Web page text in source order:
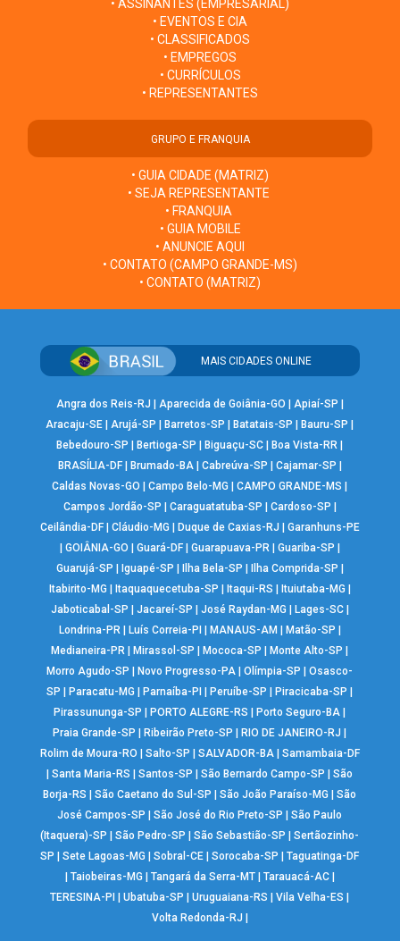
• ASSINANTES (EMPRESARIAL)
• EVENTOS E CIA
• CLASSIFICADOS
• EMPREGOS
• CURRÍCULOS
• REPRESENTANTES
GRUPO E FRANQUIA
• GUIA CIDADE (MATRIZ)
• SEJA REPRESENTANTE
• FRANQUIA
• GUIA MOBILE
• ANUNCIE AQUI
• CONTATO (CAMPO GRANDE-MS)
• CONTATO (MATRIZ)
MAIS CIDADES ONLINE
Angra dos Reis-RJ Aparecida de Goiânia-GO Apiaí-SP
Aracaju-SE |Arujá-SP Barretos-SP Batatais-SP Bauru-SP
Bebedouro-SP
Bertioga-SP Biguaçu-SC Boa Vista-RR
BRASÍLIA-DF| Brumado-BA| Cabreúva-SP Cajamar-SP
Caldas Novas-GO
|Campo Belo-MG |CAMPO GRANDE-MS
Campos Jordão-SP
Caraguatatuba-SP Cardoso-SP
Ceilândia-DF| Cláudio-MG Duque de Caxias-RJ
Garanhuns-PE
GOIÂNIA-GO Guará-DF| Guarapuava-PR| Guariba-SP
Guarujá-SP
Iguapé-SP Ilha Bela-SP Ilha Comprida-SP
Itabirito-MG
Itaquaquecetuba-SP Itaqui-RS Ituiutaba-MG
Jaboticabal-SP
Jacareí-SP José Raydan-MG Lages-SC|
Londrina-PR| Luís Correia-PI MANAUS-AM Matão-SP
Medianeira-PR
Mirassol-SP Mococa-SP Monte Alto-SP
Morro Agudo-SP
Novo Progresso-PA |Olímpia-SP |Osasco-
SP
Paracatu-MG Parnaíba-PI Peruíbe-SP Piracicaba-SP
Pirassununga-SP
PORTO ALEGRE-RS Porto Seguro-BA
Praia Grande-SP
Ribeirão Preto-SP RIO DE JANEIRO-RJ
Rolim de Moura-RO
Salto-SP SALVADOR-BA| Samambaia-DF
|Santa Maria-RS |Santos-SP |São Bernardo Campo-SP |São
Borja-RS
|São Caetano do Sul-SP |São João Paraíso-MG |São
José Campos-SP
|São José do Rio Preto-SP |São Paulo
(Itaquera)-SP
|São Pedro-SP |São Sebastião-SP |Sertãozinho-
SP
|Sete Lagoas-MG |Sobral-CE |Sorocaba-SP |Taguatinga-DF
Taiobeiras-MG Tangará da Serra-MT| Tarauacá-AC|
TERESINA-PI
|Ubatuba-SP |Uruguaiana-RS |Vila Velha-ES
Volta Redonda-RJ